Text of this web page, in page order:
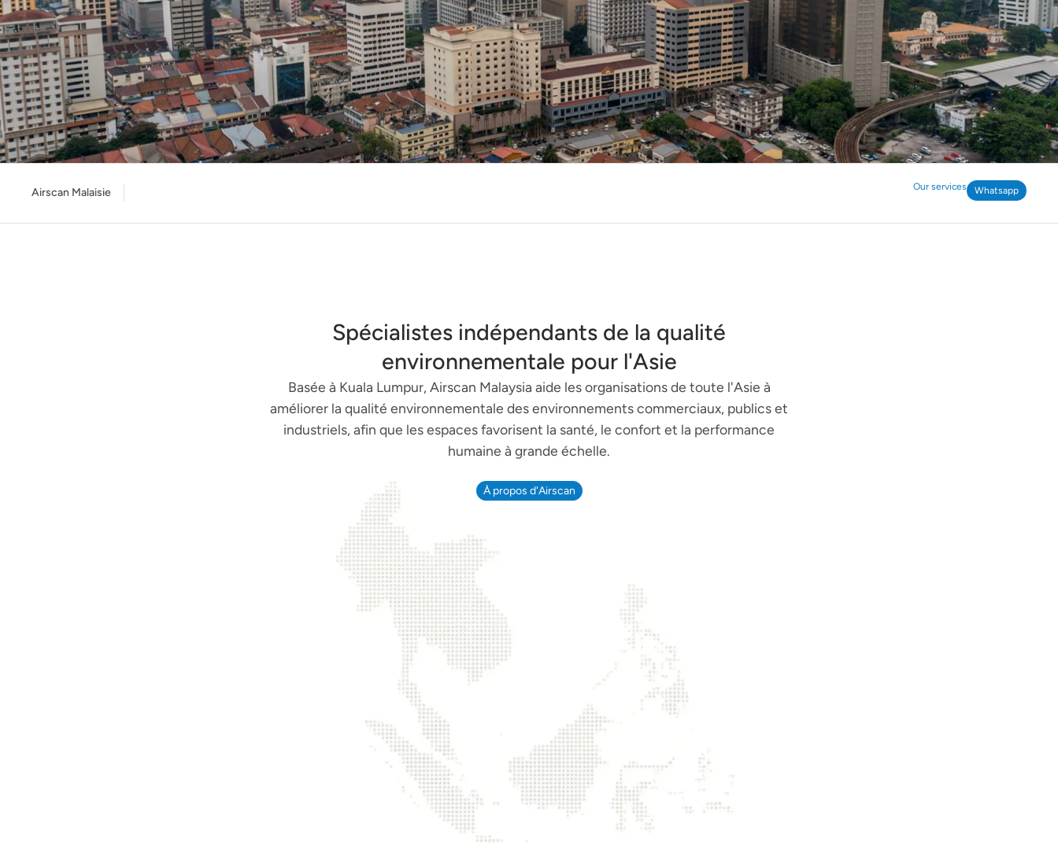
Airscan Malaisie Our services Whatsapp
Spécialistes indépendants de la qualité
environnementale pour l'Asie
Basée à Kuala Lumpur, Airscan Malaysia aide les organisations de toute l'Asie à
améliorer la qualité environnementale des environnements commerciaux, publics et
industriels, afin que les espaces favorisent la santé, le confort et la performance
humaine à grande échelle.
À propos d'Airscan